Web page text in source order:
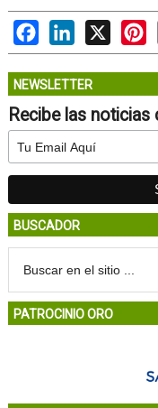
FacebookLinkedIn
X
NEWSLETTER
Recibe las
BUSCADOR
PATROCINIO ORO